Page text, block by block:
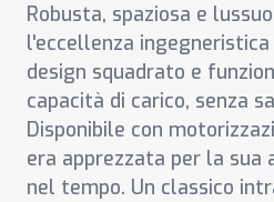
Robusta, spaziosa e
l'eccellenza
design squadrato e
capacità di carico, senza
Disponibile con
era apprezzata per la
nel tempo. Un classico